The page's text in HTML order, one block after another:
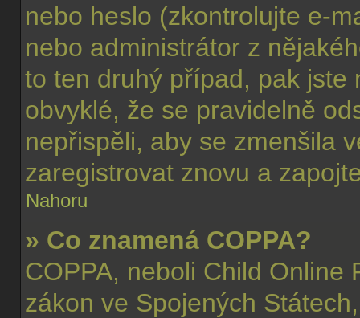
nebo heslo (zkontrolujte e-
nebo administrátor z
to ten druhý případ, pak jste
obvyklé, že se pravidelně
nepřispěli, aby se zmenšila
zaregistrovat znovu a
Nahoru
» Co znamená COPPA?
COPPA, neboli Child Online
zákon ve Spojených